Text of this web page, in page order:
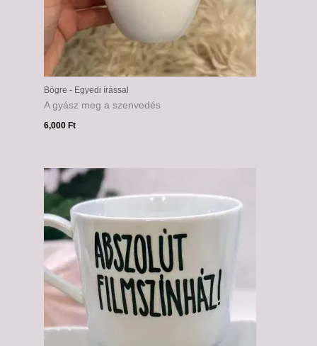
Bögre - Egyedi írással
A gyász meg a szenvedés
6,000 Ft